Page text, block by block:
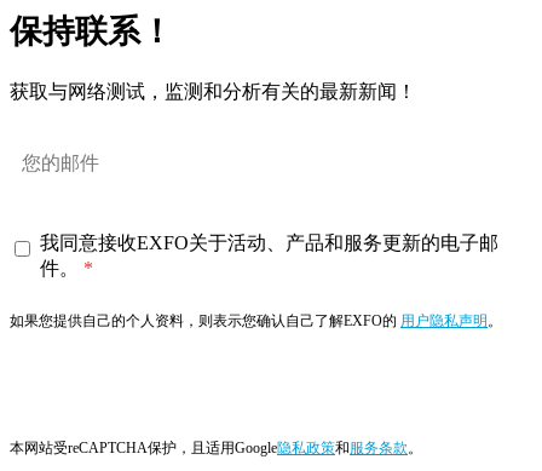
保持联系！
获取与网络测试，监测和分析有关的最新新闻！
我同意接收EXFO关于活动、产品和服务更新的电子邮
件。
如果您提供自己的个人资料，则表示您确认自己了解EXFO的 用户隐私声明 。
本网站受reCAPTCHA保护，且适用Google隐私政策和服务条款。